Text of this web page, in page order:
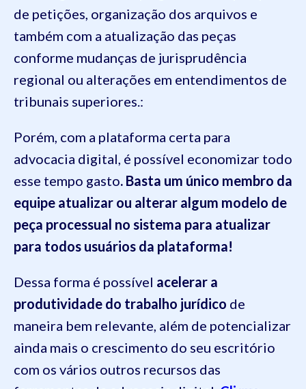
de petições, organização dos arquivos e
também com a atualização das peças
conforme mudanças de jurisprudência
regional ou alterações em entendimentos de
tribunais superiores.:
Porém, com a plataforma certa para
advocacia digital, é possível economizar todo
esse tempo gasto. Basta um único membro da
equipe atualizar ou alterar algum modelo de
peça processual no sistema para atualizar
para todos usuários da plataforma!
Dessa forma é possível acelerar a
produtividade do trabalho jurídico de
maneira bem relevante, além de potencializar
ainda mais o crescimento do seu escritório
com os vários outros recursos das